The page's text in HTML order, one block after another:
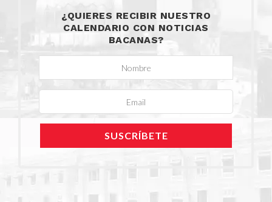
¿QUIERES RECIBIR NUESTRO
CALENDARIO CON NOTICIAS
BACANAS?